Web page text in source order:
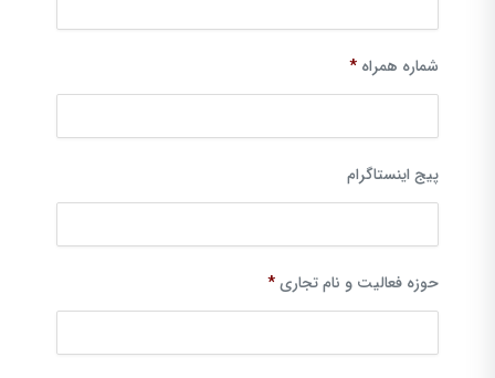
شماره همراه *
پیج اینستاگرام
حوزه فعالیت و نام تجاری*